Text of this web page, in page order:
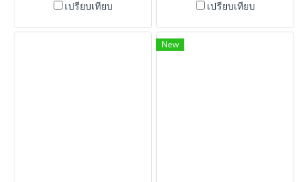
เปรียบเทียบ เปรียบเทียบ
New